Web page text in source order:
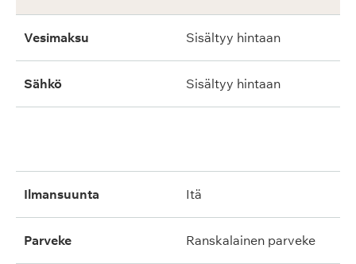
Vesimaksu Sisältyy hintaan
Sähkö Sisältyy hintaan
ilmansuunta itä
parveke ranskalainen parveke